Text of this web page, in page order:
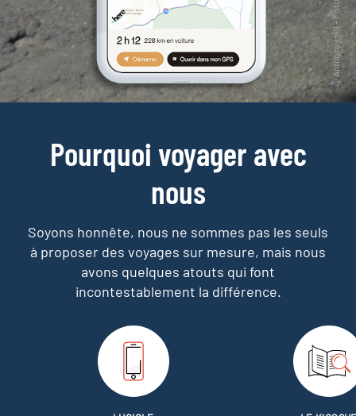
Pourquoi voyager avec
nous
Soyons honnête, nous ne sommes pas les seuls
à proposer des voyages sur mesure, mais nous
avons quelques atouts qui font
incontestablement la différence.